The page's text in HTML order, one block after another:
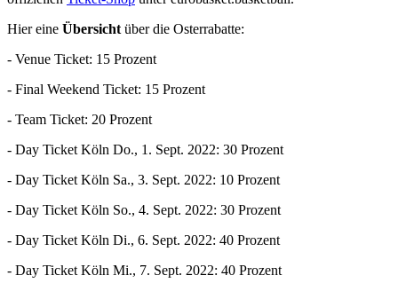
Hier eine Übersicht über die Osterrabatte:
- Venue Ticket: 15 Prozent
- Final Weekend Ticket: 15 Prozent
- Team Ticket: 20 Prozent
- Day Ticket Köln Do., 1. Sept. 2022: 30 Prozent
- Day Ticket Köln Sa., 3. Sept. 2022: 10 Prozent
- Day Ticket Köln So., 4. Sept. 2022: 30 Prozent
- Day Ticket Köln Di., 6. Sept. 2022: 40 Prozent
- Day Ticket Köln Mi., 7. Sept. 2022: 40 Prozent